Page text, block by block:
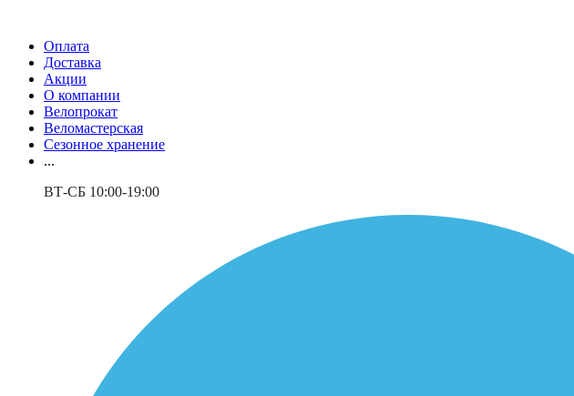
Оплата
Доставка
Акции
О компании
Велопрокат
Веломастерская
Сезонное хранение
...
ВТ-СБ 10:00-19:00